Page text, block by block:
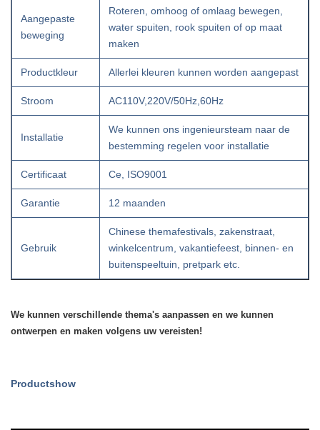
Aangepaste
beweging
Roteren, omhoog of omlaag bewegen,
water spuiten, rook spuiten of op maat
maken
Productkleur Allerlei kleuren kunnen worden aangepast
Stroom AC110V,220V/50Hz,60Hz
Installatie
We kunnen ons ingenieursteam naar de
bestemming regelen voor installatie
Certificaat Ce, ISO9001
Garantie 12 maanden
Gebruik
Chinese themafestivals, zakenstraat,
winkelcentrum, vakantiefeest, binnen- en
buitenspeeltuin, pretpark etc.
We kunnen verschillende thema's aanpassen en we kunnen
ontwerpen en maken volgens uw vereisten!
Productshow